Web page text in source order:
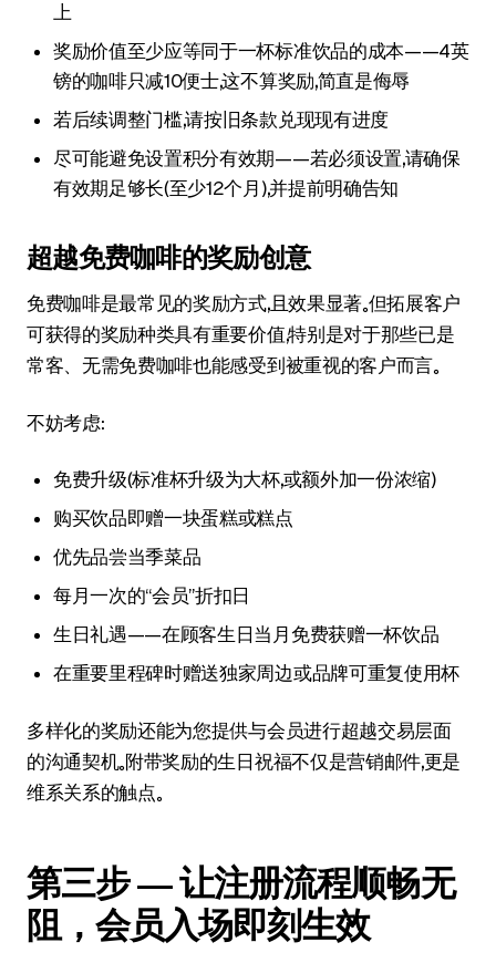
上
奖励价值至少应等同于一杯标准饮品的成本——4英
镑的咖啡只减10便士，这不算奖励，简直是侮辱
若后续调整门槛，请按旧条款兑现现有进度
尽可能避免设置积分有效期——若必须设置，请确保
有效期足够长（至少12个月），并提前明确告知
超越免费咖啡的奖励创意
免费咖啡是最常见的奖励方式，且效果显著。但拓展客户
可获得的奖励种类具有重要价值，特别是对于那些已是
常客、无需免费咖啡也能感受到被重视的客户而言。
不妨考虑：
免费升级（标准杯升级为大杯，或额外加一份浓缩）
购买饮品即赠一块蛋糕或糕点
优先品尝当季菜品
每月一次的“会员”折扣日
生日礼遇——在顾客生日当月免费获赠一杯饮品
在重要里程碑时赠送独家周边或品牌可重复使用杯
多样化的奖励还能为您提供与会员进行超越交易层面
的沟通契机。附带奖励的生日祝福不仅是营销邮件，更是
维系关系的触点。
第三步 — 让注册流程顺畅无
阻，会员入场即刻生效